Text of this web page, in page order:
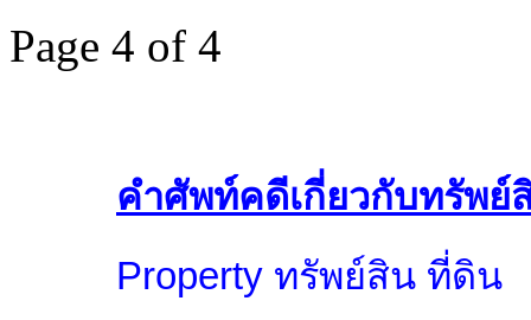
Page 4 of 4
คำศัพท์คดีเกี่ยวกับทรัพย์
Property ทรัพย์สิน ที่ดิน